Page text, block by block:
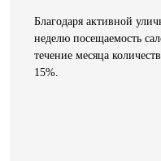
Благодаря активной
неделю посещаемость
течение месяца
15%.